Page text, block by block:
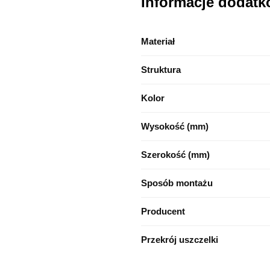
Materiał
Struktura
Kolor
Wysokość (mm)
Szerokość (mm)
Sposób montażu
Producent
Przekrój uszczelki